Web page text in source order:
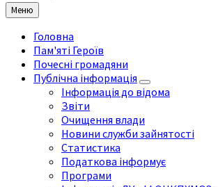
Меню
Головна
Пам'яті Героїв
Почесні громадяни
Публічна інформація
Інформація до відома
Звіти
Очищення влади
Новини служби зайнятості
Статистика
Податкова інформує
Програми